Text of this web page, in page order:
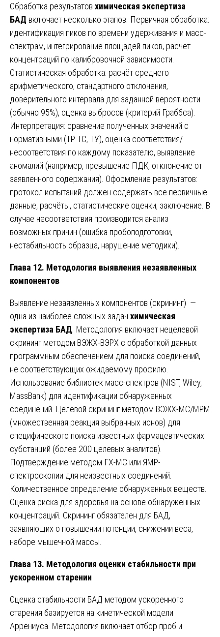
Обработка результатов химическая экспертиза
БАД включает несколько этапов. Первичная обработка:
идентификация пиков по времени удерживания и масс-
спектрам, интегрирование площадей пиков, расчёт
концентраций по калибровочной зависимости.
Статистическая обработка: расчёт среднего
арифметического, стандартного отклонения,
доверительного интервала для заданной вероятности
(обычно 95%), оценка выбросов (критерий Граббса).
Интерпретация: сравнение полученных значений с
нормативными (ТР ТС, ТУ), оценка соответствия/
несоответствия по каждому показателю, выявление
аномалий (например, превышение ПДК, отклонение от
заявленного содержания). Оформление результатов:
протокол испытаний должен содержать все первичные
данные, расчёты, статистические оценки, заключение. В
случае несоответствия производится анализ
возможных причин (ошибка пробоподготовки,
нестабильность образца, нарушение методики).
Глава 12. Методология выявления незаявленных
компонентов
Выявление незаявленных компонентов (скрининг) —
одна из наиболее сложных задач химическая
экспертиза БАД . Методология включает нецелевой
скрининг методом ВЭЖХ-ВЭРХ с обработкой данных
программным обеспечением для поиска соединений,
не соответствующих ожидаемому профилю.
Использование библиотек масс-спектров (NIST, Wiley,
MassBank) для идентификации обнаруженных
соединений. Целевой скрининг методом ВЭЖХ-МС/МРМ
(множественная реакция выбранных ионов) для
специфического поиска известных фармацевтических
субстанций (более 200 целевых аналитов).
Подтверждение методом ГХ-МС или ЯМР-
спектроскопии для неизвестных соединений.
Количественное определение обнаруженных веществ.
Оценка риска для здоровья на основе обнаруженных
концентраций. Скрининг обязателен для БАД,
заявляющих о повышении потенции, снижении веса,
наборе мышечной массы.
Глава 13. Методология оценки стабильности при
ускоренном старении
Оценка стабильности БАД методом ускоренного
старения базируется на кинетической модели
Аррениуса. Методология включает отбор проб и